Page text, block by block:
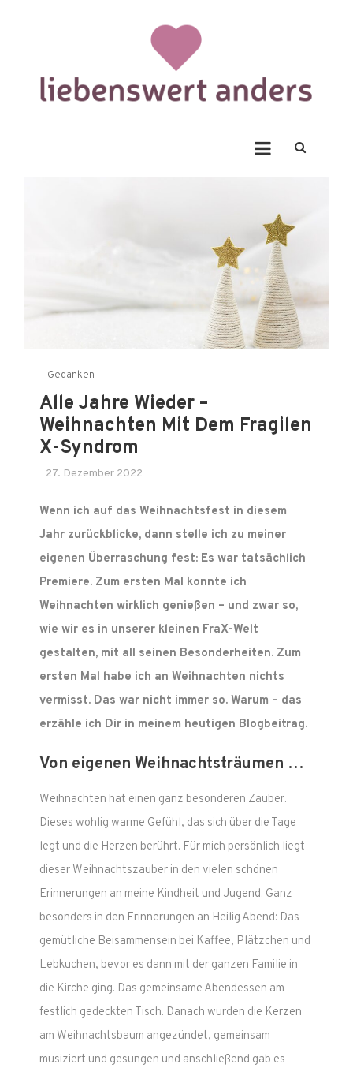
Liebenswert Anders
Gedanken
Alle Jahre Wieder –
Weihnachten Mit Dem Fragilen
X-Syndrom
27. Dezember 2022
Wenn ich auf das Weihnachtsfest in diesem
Jahr zurückblicke, dann stelle ich zu meiner
eigenen Überraschung fest: Es war tatsächlich
Premiere. Zum ersten Mal konnte ich
Weihnachten wirklich genießen – und zwar so,
wie wir es in unserer kleinen FraX-Welt
gestalten, mit all seinen Besonderheiten. Zum
ersten Mal habe ich an Weihnachten nichts
vermisst. Das war nicht immer so. Warum – das
erzähle ich Dir in meinem heutigen Blogbeitrag.
Von eigenen Weihnachtsträumen …
Weihnachten hat einen ganz besonderen Zauber.
Dieses wohlig warme Gefühl, das sich über die Tage
legt und die Herzen berührt. Für mich persönlich liegt
dieser Weihnachtszauber in den vielen schönen
Erinnerungen an meine Kindheit und Jugend. Ganz
besonders in den Erinnerungen an Heilig Abend: Das
gemütliche Beisammensein bei Kaffee, Plätzchen und
Lebkuchen, bevor es dann mit der ganzen Familie in
die Kirche ging. Das gemeinsame Abendessen am
festlich gedeckten Tisch. Danach wurden die Kerzen
am Weihnachtsbaum angezündet, gemeinsam
musiziert und gesungen und anschließend gab es